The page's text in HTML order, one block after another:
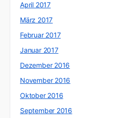
April 2017
März 2017
Februar 2017
Januar 2017
Dezember 2016
November 2016
Oktober 2016
September 2016